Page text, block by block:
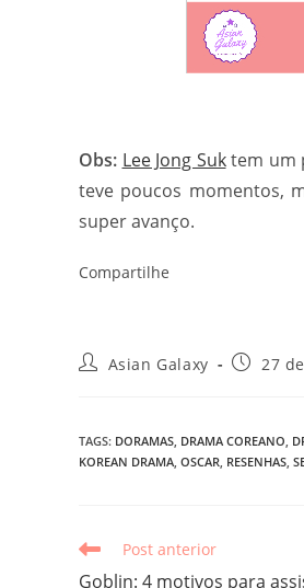
Obs: Lee Jong Suktem um
teve poucos momentos,
super avanço.
Compartilhe
AutorAsian Galaxy
Post27
TAGS: DORAMAS, DRAMA COREANO,
KOREAN DRAMA, OSCAR, RESENHAS,
Leia
mais
Post anterior
Goblin: 4 motivos para